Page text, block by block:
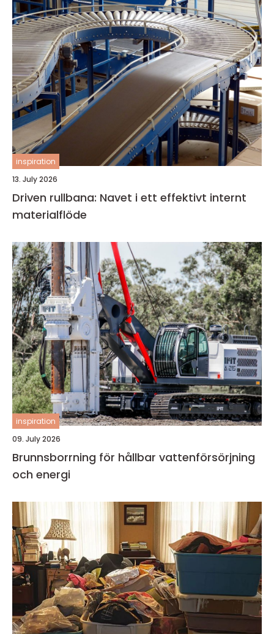
inspiration
13. July 2026
Driven rullbana: Navet i ett effektivt internt
materialflöde
inspiration
09. July 2026
Brunnsborrning för hållbar vattenförsörjning
och energi